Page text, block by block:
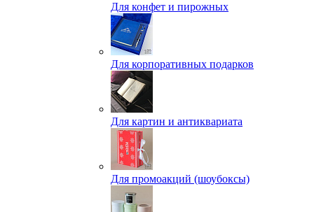
Для конфет и пирожных
Для корпоративных подарков
Для картин и антиквариата
Для промоакций (шоубоксы)